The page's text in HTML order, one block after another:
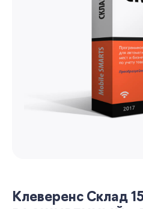
Клеверенс Склад